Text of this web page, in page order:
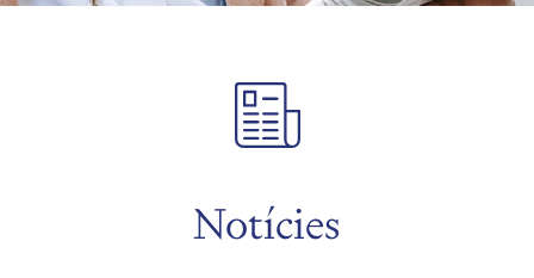
Notícies